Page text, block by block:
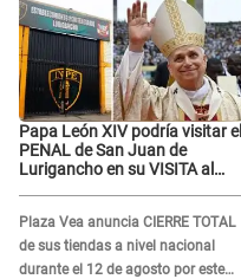
Papa León XIV podría visitar el
PENAL de San Juan de
Lurigancho en su VISITA al
Plaza Vea anuncia CIERRE TOTAL
de sus tiendas a nivel nacional
durante el 12 de agosto por este